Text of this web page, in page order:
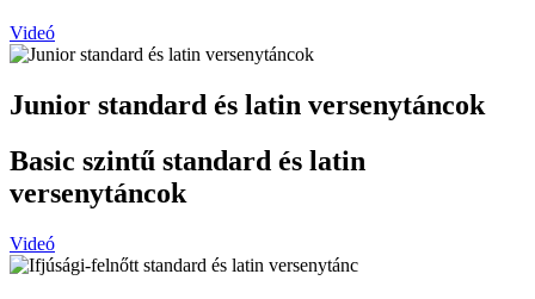
Videó
Junior standard és latin versenytáncok
Basic szintű standard és latin
versenytáncok
Videó